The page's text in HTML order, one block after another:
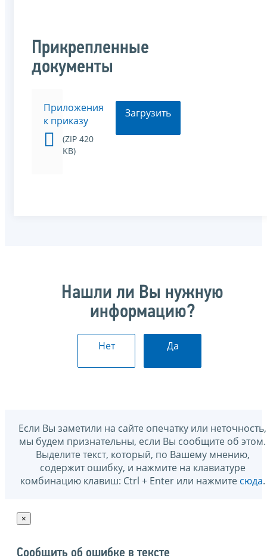
Прикрепленные
документы
Приложения
к приказу
(ZIP 420
KB)
Загрузить
Нашли ли Вы нужную
информацию?
Нет Да
Если Вы заметили на сайте опечатку или неточность,
мы будем признательны, если Вы сообщите об этом.
Выделите текст, который, по Вашему мнению,
содержит ошибку, и нажмите на клавиатуре
комбинацию клавиш: Ctrl + Enter или нажмите сюда.
×